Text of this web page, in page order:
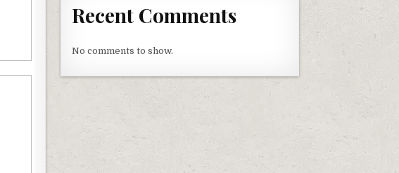
Recent Comments
No comments to show.